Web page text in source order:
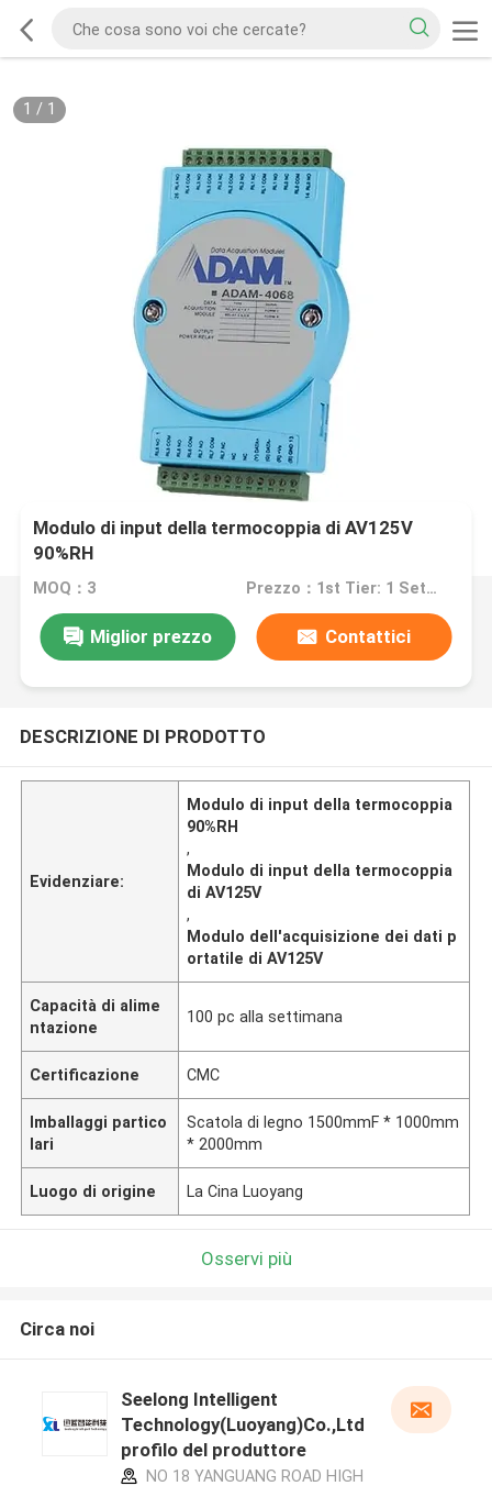
1 / 1
Modulo di input della termocoppia di AV125V
90%RH
MOQ：3 Prezzo：1st Tier: 1 Set, Unit Price USD 3.00 2nd Tier: 2-5 Sets, Unit Price USD 2.00 3rd Tier: Over 5 Sets, Unit Price USD 1.00
Miglior prezzo Contattici
DESCRIZIONE DI PRODOTTO
Evidenziare:
Modulo di input della termocoppia
90%RH
,
Modulo di input della termocoppia
di AV125V
,
Modulo dell'acquisizione dei dati p
ortatile di AV125V
Capacità di alime
ntazione
100 pc alla settimana
Certificazione CMC
Imballaggi partico
lari
Scatola di legno 1500mmF * 1000mm
* 2000mm
Luogo di origine La Cina Luoyang
Osservi più
Circa noi
Seelong Intelligent
Technology(Luoyang)Co.,Ltd
profilo del produttore
NO 18 YANGUANG ROAD HIGH